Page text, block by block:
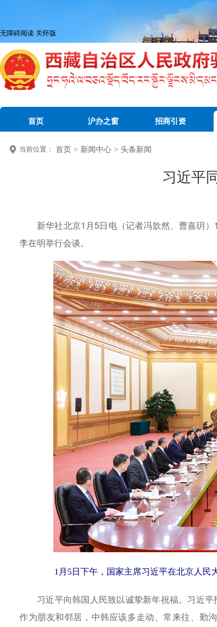
无障碍阅读 关怀版
首页 沪办之窗 招商引资
当前位置： 首页 > 新闻中心 > 头条新闻
习近平
新华社北京1月5日电（记者冯歆然、曹嘉玥
李在明举行会谈。
1月5日下午，国家主席习近平在北京人民
习近平向韩国人民致以诚挚新年祝福。习近
作为朋友和邻居，中韩应该多走动、常来往、勤